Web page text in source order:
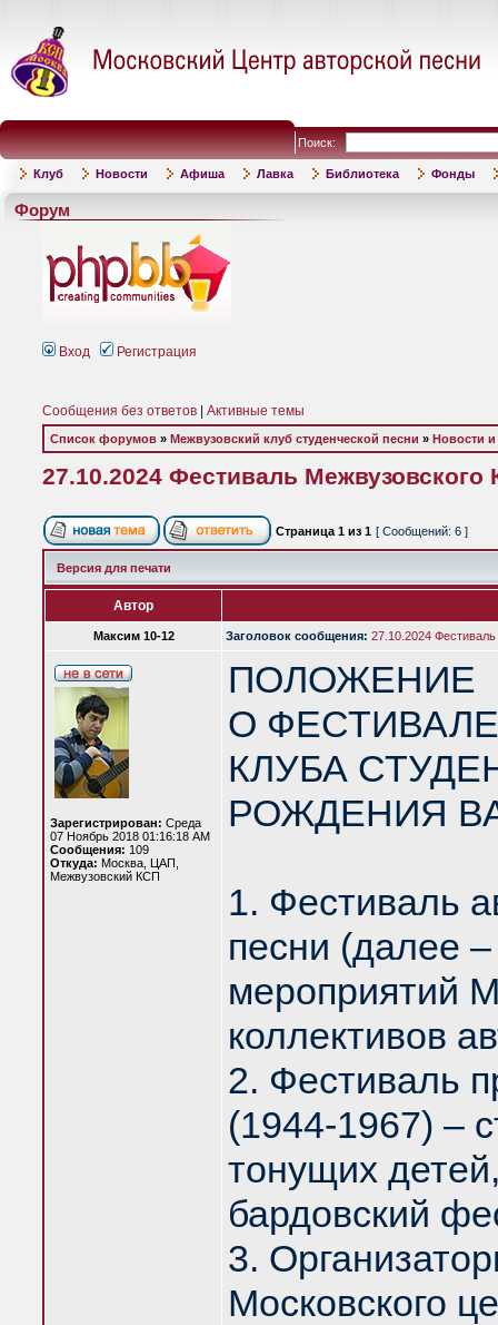
Поиск:
Клуб Новости Афиша Лавка Библиотека Фонды
Форум
Вход Регистрация
Сообщения без ответов Активные темы
Список форумов » Межвузовский клуб студенческой песни » Новости
27.10.2024 Фестиваль
Страница 1 из 1 [ Сообщений: 6 ]
Версия для печати
Автор
Максим 10-12 Заголовок сообщения: 27.10.2024
Зарегистрирован: Среда
07 Ноябрь 2018 01:16:18 AM
Сообщения: 109
Откуда: Москва, ЦАП,
Межвузовский КСП
ПОЛОЖЕНИЕ
О
КЛУБА
РОЖДЕНИЯ
1. Фестиваль
песни (далее
мероприятий
коллективов
2. Фестиваль
(1944-1967) –
тонущих
бардовский
3.
Московского